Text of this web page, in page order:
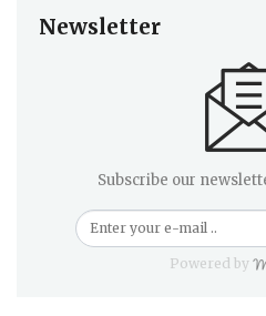
Newsletter
Subscribe our
Powered by